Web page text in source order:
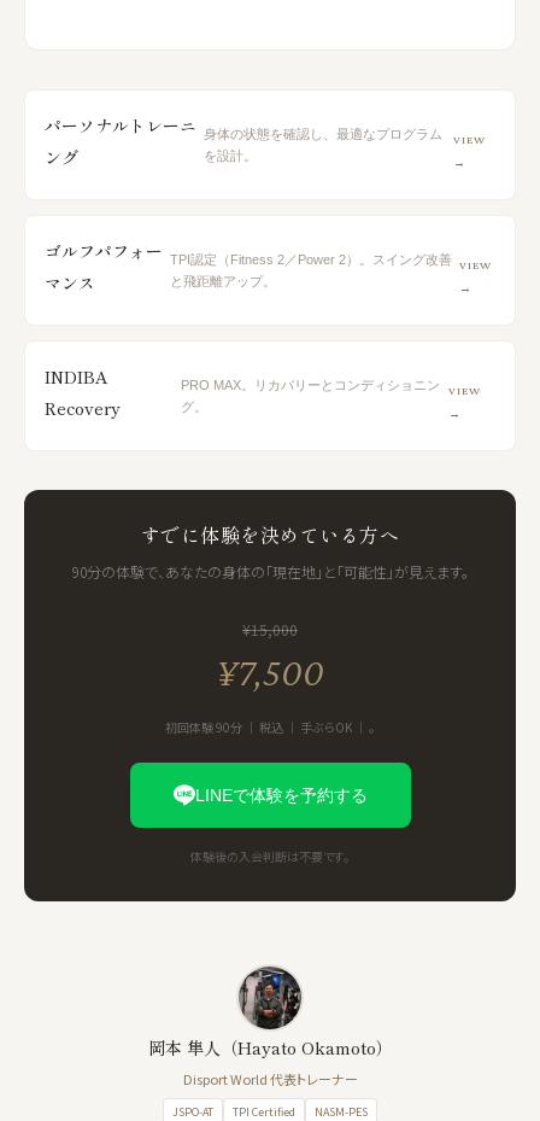
パーソナルトレーニ
ング
身体の状態を確認し、最適なプログラム
を設計。
VIEW
→
ゴルフパフォー
マンス
TPI認定（Fitness 2／Power 2）。スイング改善
と飛距離アップ。
VIEW
→
INDIBA
Recovery
PRO MAX。リカバリーとコンディショニン
グ。
VIEW
→
すでに体験を決めている方へ
90分の体験で、あなたの身体の「現在地」と「可能性」が見えます。
¥15,000
¥7,500
初回体験 90分 ｜ 税込 ｜ 手ぶらOK ｜ 。
LINEで体験を予約する
体験後の入会判断は不要です。
岡本 隼人（Hayato Okamoto）
Disport World 代表トレーナー
JSPO-AT TPI Certified NASM-PES